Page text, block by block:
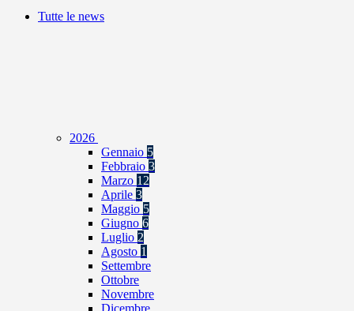
Tutte le news
2026
Gennaio 5
Febbraio 3
Marzo 12
Aprile 3
Maggio 5
Giugno 6
Luglio 2
Agosto 1
Settembre
Ottobre
Novembre